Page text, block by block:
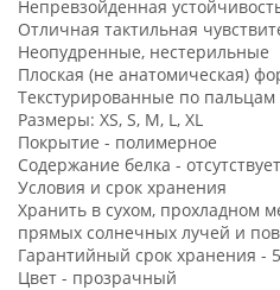
Непревзойденная
Отличная тактильная
Неопудренные, нестерильные
Плоская (не анатомическая)
Текстурированные по пальцам
Размеры: XS, S, М, L, XL
Покрытие - полимерное
Содержание белка - отсутствует
Условия и срок хранения
Хранить в сухом, прохладном
прямых солнечных лучей и
Гарантийный срок хранения -
Цвет - прозрачный